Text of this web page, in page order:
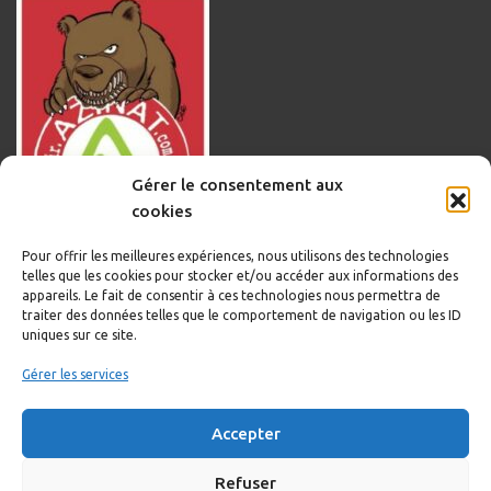
Gérer le consentement aux
cookies
Pour offrir les meilleures expériences, nous utilisons des technologies
telles que les cookies pour stocker et/ou accéder aux informations des
appareils. Le fait de consentir à ces technologies nous permettra de
traiter des données telles que le comportement de navigation ou les ID
uniques sur ce site.
Gérer les services
Accepter
Refuser
Informations légales
Politique de cookies